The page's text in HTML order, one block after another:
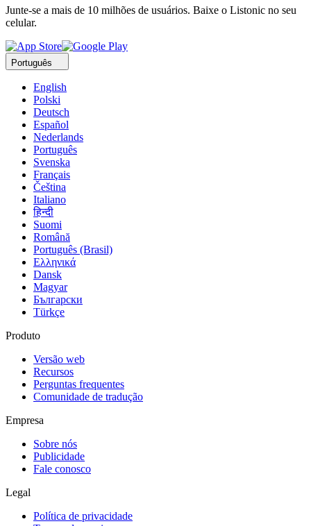
Junte-se a mais de 10 milhões de usuários. Baixe o Listonic no seu
celular.
Português
English
Polski
Deutsch
Español
Nederlands
Português
Svenska
Français
Čeština
Italiano
हिन्दी
Suomi
Română
Português (Brasil)
Ελληνικά
Dansk
Magyar
Български
Türkçe
Produto
Versão web
Recursos
Perguntas frequentes
Comunidade de tradução
Empresa
Sobre nós
Publicidade
Fale conosco
Legal
Política de privacidade